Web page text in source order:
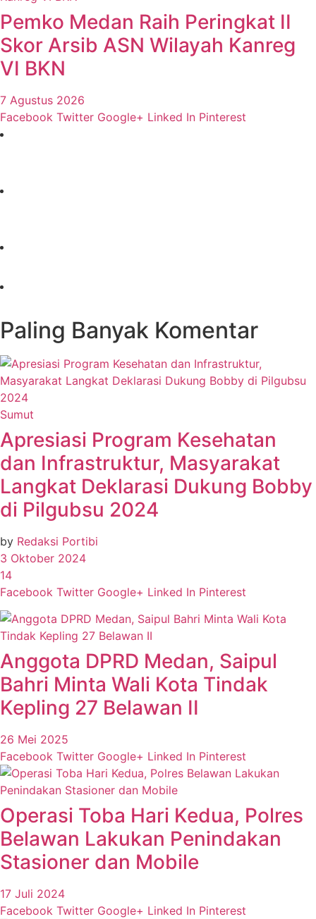
Pemko Medan Raih Peringkat II
Skor Arsib ASN Wilayah Kanreg
VI BKN
7 Agustus 2026
Facebook Twitter Google+ Linked In Pinterest
Paling Banyak Komentar
Sumut
Apresiasi Program Kesehatan
dan Infrastruktur, Masyarakat
Langkat Deklarasi Dukung Bobby
di Pilgubsu 2024
by Redaksi Portibi
3 Oktober 2024
14
Facebook Twitter Google+ Linked In Pinterest
Anggota DPRD Medan, Saipul
Bahri Minta Wali Kota Tindak
Kepling 27 Belawan II
26 Mei 2025
Facebook Twitter Google+ Linked In Pinterest
Operasi Toba Hari Kedua, Polres
Belawan Lakukan Penindakan
Stasioner dan Mobile
17 Juli 2024
Facebook Twitter Google+ Linked In Pinterest